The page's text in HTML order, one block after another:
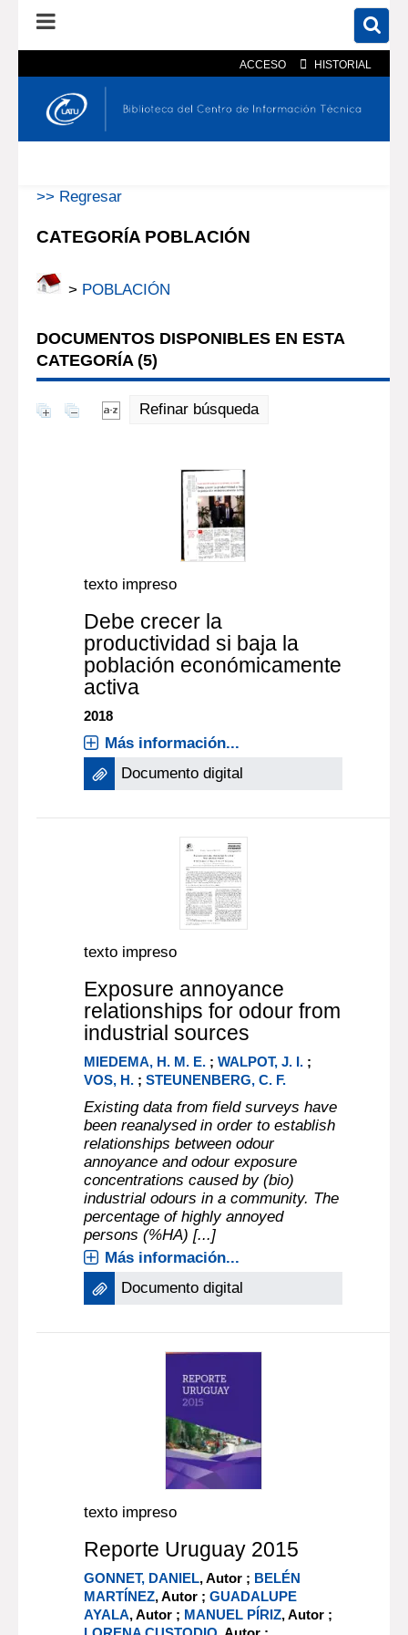
ACCESO HISTORIAL
En el catálogo En el sitio
>> Regresar
CATEGORÍA POBLACIÓN
> POBLACIÓN
DOCUMENTOS DISPONIBLES EN ESTA
CATEGORÍA (5)
Refinar búsqueda
texto impreso
Debe crecer la
productividad si baja la
población económicamente
activa
2018
Más información...
Documento digital
texto impreso
Exposure annoyance
relationships for odour from
industrial sources
MIEDEMA, H. M. E. ;WALPOT, J. I. ;
VOS, H. ;STEUNENBERG, C. F.
Existing data from field surveys have
been reanalysed in order to establish
relationships between odour
annoyance and odour exposure
concentrations caused by (bio)
industrial odours in a community. The
percentage of highly annoyed
persons (%HA) [...]
Más información...
Documento digital
texto impreso
Reporte Uruguay 2015
GONNET, DANIEL, Autor ; BELÉN
MARTÍNEZ, Autor ;GUADALUPE
AYALA, Autor ; MANUEL PÍRIZ, Autor ;